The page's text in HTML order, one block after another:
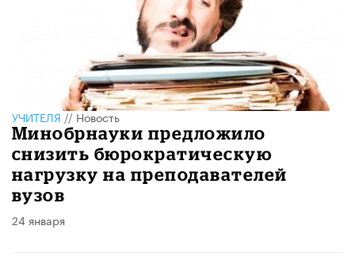
УЧИТЕЛЯ//Новость
Минобрнауки предложило
снизить бюрократическую
нагрузку на преподавателей
вузов
24 января